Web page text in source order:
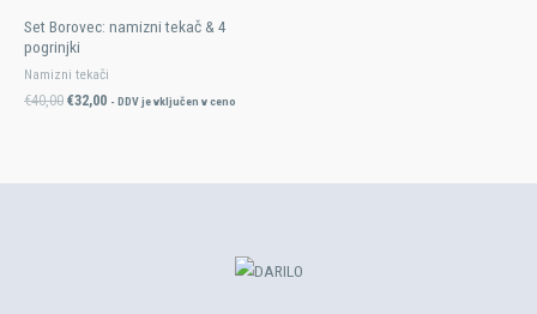
Set Borovec: namizni tekač & 4
pogrinjki
Namizni tekači
€40,00 €32,00 - DDV je vključen v ceno